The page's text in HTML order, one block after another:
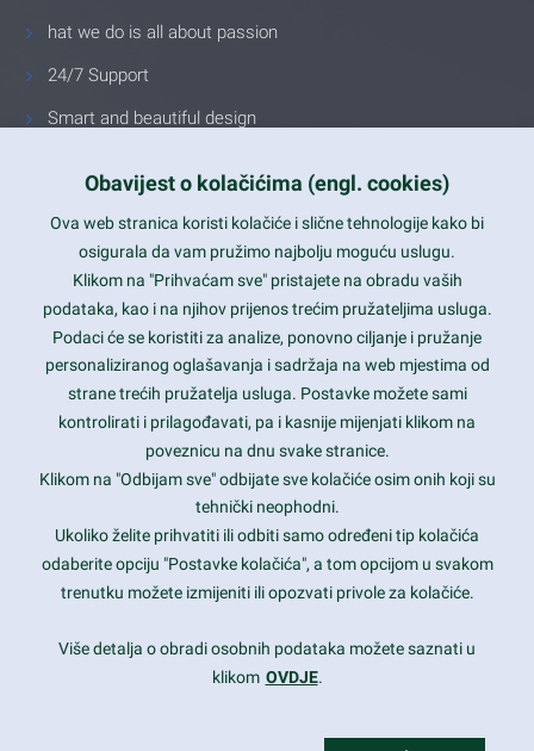
hat we do is all about passion
24/7 Support
Smart and beautiful design
Latest trends and much more...
Contact Info
1600 Amphitheatre Parkway, Mountain View, CA 94043
prothemes.net@gmail.com
Daily: 9:00 am - 6:00 pm
Sunday: Closed
Copyright 2017FRESHFACE© All Rights Reserved
Obavijest o kolačićima (engl. cookies)
Ova web stranica koristi kolačiće i slične tehnologije kako bi
osigurala da vam pružimo najbolju moguću uslugu.
Klikom na "Prihvaćam sve" pristajete na obradu vaših
podataka, kao i na njihov prijenos trećim pružateljima usluga.
Podaci će se koristiti za analize, ponovno ciljanje i pružanje
personaliziranog oglašavanja i sadržaja na web mjestima od
strane trećih pružatelja usluga. Postavke možete sami
kontrolirati i prilagođavati, pa i kasnije mijenjati klikom na
poveznicu na dnu svake stranice.
Klikom na "Odbijam sve" odbijate sve kolačiće osim onih koji su
tehnički neophodni.
Ukoliko želite prihvatiti ili odbiti samo određeni tip kolačića
odaberite opciju "Postavke kolačića", a tom opcijom u svakom
trenutku možete izmijeniti ili opozvati privole za kolačiće.
Više detalja o obradi osobnih podataka možete saznati u
klikom OVDJE.